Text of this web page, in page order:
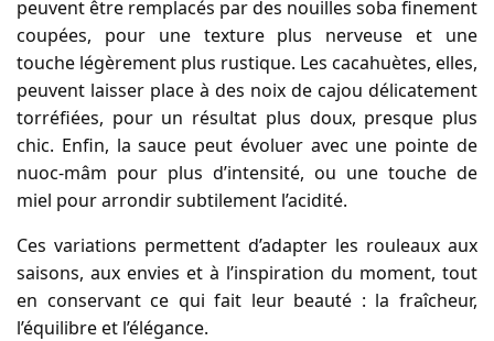
peuvent être remplacés par des nouilles soba finement
coupées, pour une texture plus nerveuse et une
touche légèrement plus rustique. Les cacahuètes, elles,
peuvent laisser place à des noix de cajou délicatement
torréfiées, pour un résultat plus doux, presque plus
chic. Enfin, la sauce peut évoluer avec une pointe de
nuoc-mâm pour plus d’intensité, ou une touche de
miel pour arrondir subtilement l’acidité.
Ces variations permettent d’adapter les rouleaux aux
saisons, aux envies et à l’inspiration du moment, tout
en conservant ce qui fait leur beauté : la fraîcheur,
l’équilibre et l’élégance.